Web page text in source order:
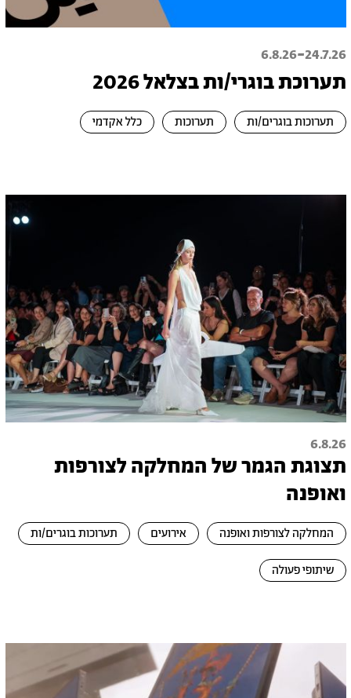
24.7.26
-
6.8.26
תערוכת בוגרי/ות בצלאל 2026
תערוכות בוגרים/ות תערוכות כלל אקדמי
6.8.26
תצוגת הגמר של המחלקה לצורפות
ואופנה
המחלקה לצורפות ואופנה אירועים תערוכות בוגרים/ות
שיתופי פעולה